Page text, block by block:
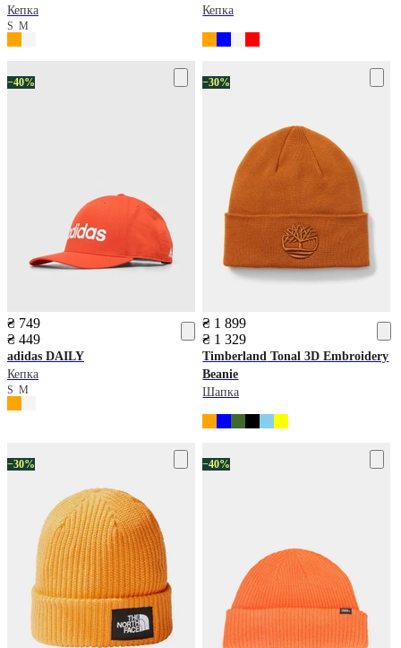
Кепка
S M
Кепка
−40%
₴ 749
₴ 449
adidas DAILY
Кепка
S M
−30%
₴ 1 899
₴ 1 329
Timberland Tonal 3D Embroidery
Beanie
Шапка
−30% −40%